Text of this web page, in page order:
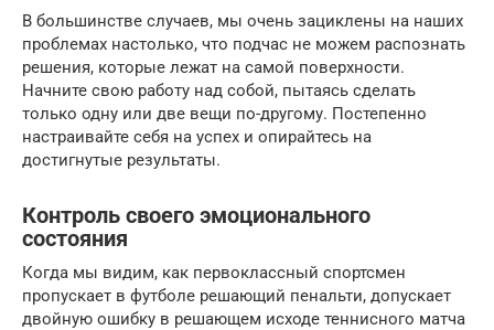
В большинстве случаев, мы очень зациклены на наших
проблемах настолько, что подчас не можем распознать
решения, которые лежат на самой поверхности.
Начните свою работу над собой, пытаясь сделать
только одну или две вещи по-другому. Постепенно
настраивайте себя на успех и опирайтесь на
достигнутые результаты.
Контроль своего эмоционального
состояния
Когда мы видим, как первоклассный спортсмен
пропускает в футболе решающий пенальти, допускает
двойную ошибку в решающем исходе теннисного матча